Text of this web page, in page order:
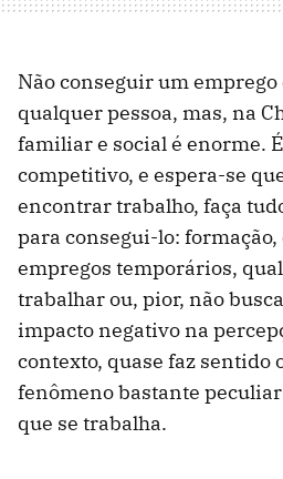
Não conseguir um
qualquer pessoa, mas, na
familiar e social é enorme.
competitivo, e espera-se
encontrar trabalho, faça
para consegui-lo: formação,
empregos temporários,
trabalhar ou, pior, não
impacto negativo na
contexto, quase faz sentido
fenômeno bastante
que se trabalha.